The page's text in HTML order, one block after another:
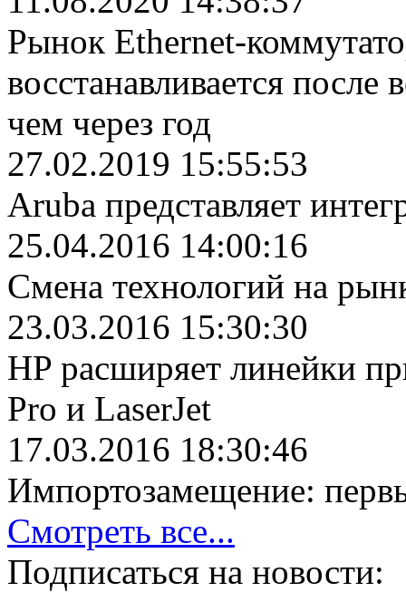
Рынок Ethernet-
восстанавливается
чем через год
27.02.2019 15:55:53
Aruba представляет
25.04.2016 14:00:16
Cмена технологий на
23.03.2016 15:30:30
HP расширяет линейки
Pro и LaserJet
17.03.2016 18:30:46
Импортозамещение:
Смотреть все...
Подписаться на новости: